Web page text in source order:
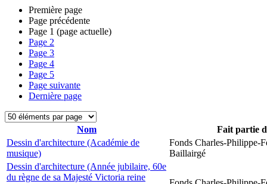
Première page
Page précédente
Page 1 (page actuelle)
Page 2
Page 3
Page 4
Page 5
Page suivante
Dernière page
Nom
Fait partie
Dessin d'architecture (Académie de
musique)
Fonds Charles-Philippe-
Baillairgé
Dessin d'architecture (Année jubilaire, 60e
du règne de sa Majesté Victoria reine